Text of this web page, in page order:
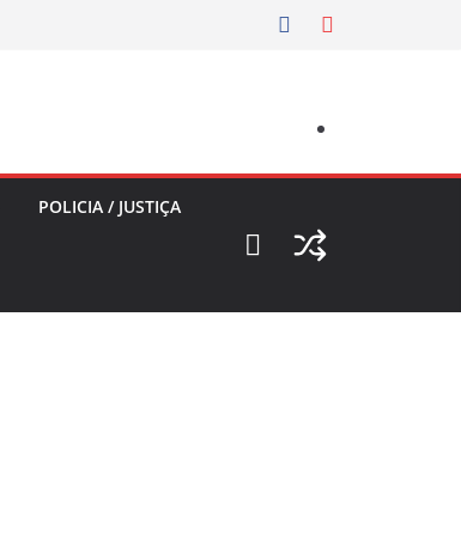
POLICIA / JUSTIÇA